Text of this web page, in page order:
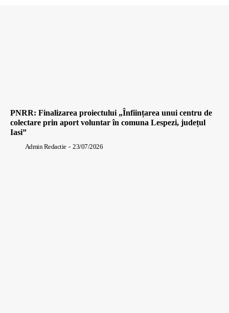
PNRR: Finalizarea proiectului „Înființarea unui centru de
colectare prin aport voluntar în comuna Lespezi, județul
Iasi”
Admin Redactie - 23/07/2026